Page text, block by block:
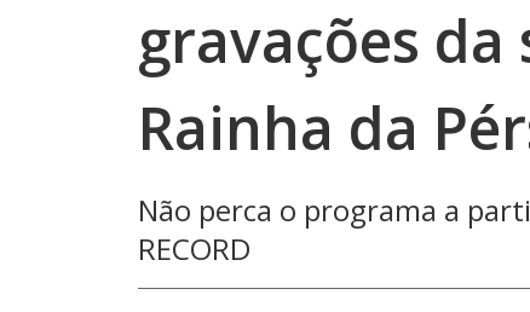
gravações
Rainha da
Não perca o programa a
RECORD